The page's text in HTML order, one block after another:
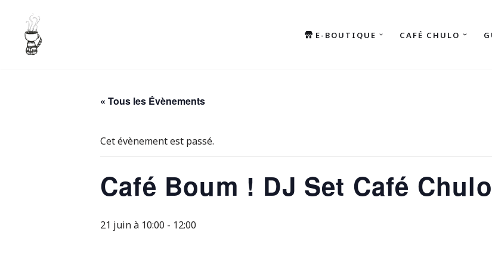
Aller
E-BOUTIQUE CAFÉ CHULO
« Tous les Évènements
Cet évènement est passé.
Café Boum ! DJ Set Café Chulo
21 juin à 10:00 - 12:00